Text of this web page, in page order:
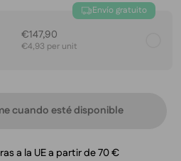
Envío gratuito
€147,90
€4,93 per unit
cuando esté disponible
a la UE a partir de 70 €